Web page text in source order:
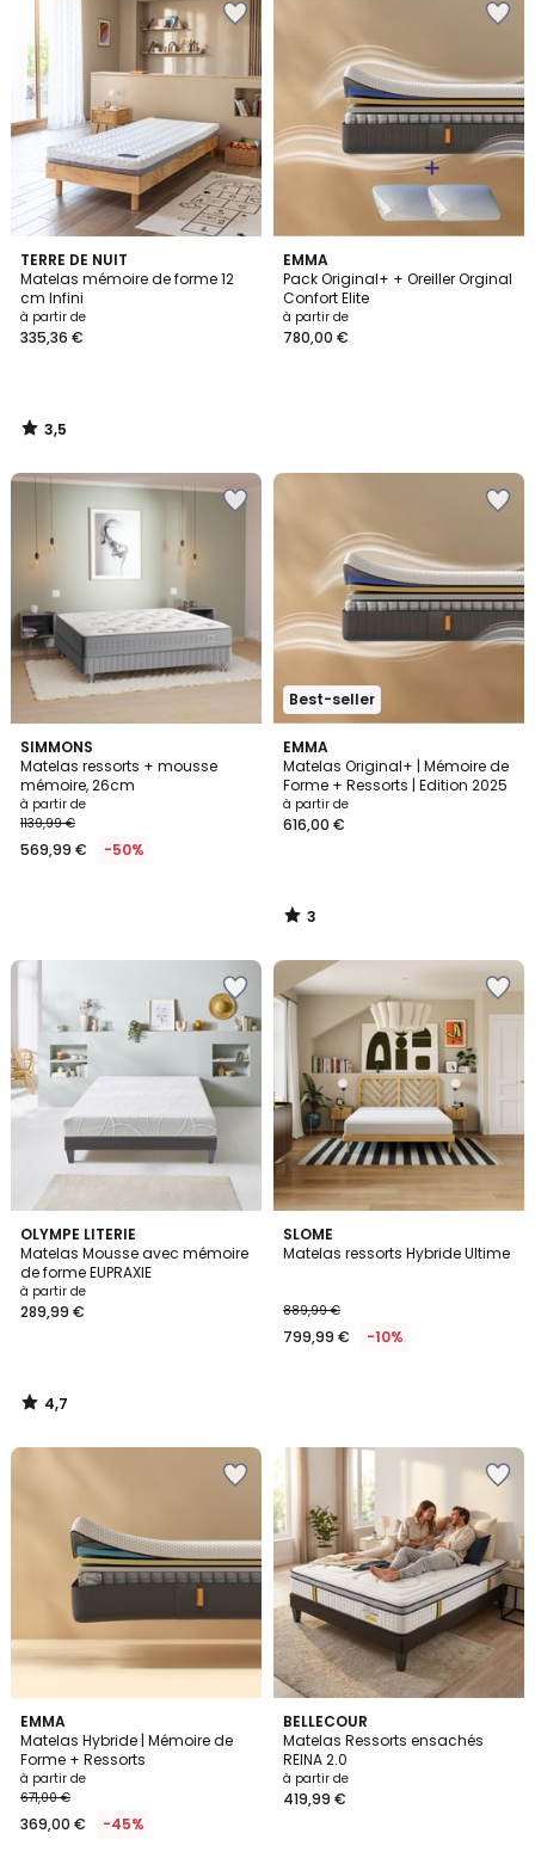
TERRE DE NUIT
Matelas mémoire de forme 12
cm Infini
à partir de
335,36 €
3,5
/ 5
3,5
/
EMMA
Pack Original+ + Oreiller Orginal
Confort Elite
à partir de
780,00 €
SIMMONS
Matelas ressorts + mousse
mémoire, 26cm
à partir de
1139,99 €
569,99 € -50%
Best-seller
EMMA
Matelas Original+ | Mémoire de
Forme + Ressorts | Edition 2025
à partir de
616,00 €
3
/
5
3
/
OLYMPE LITERIE
Matelas Mousse avec mémoire
de forme EUPRAXIE
à partir de
289,99 €
4,7
/ 5
4,7
/
SLOME
Matelas ressorts Hybride Ultime
889,99 €
799,99 € -10%
EMMA
Matelas Hybride | Mémoire de
Forme + Ressorts
à partir de
671,00 €
369,00 € -45%
4
/
5
BELLECOUR
Matelas Ressorts ensachés
REINA 2.0
à partir de
419,99 €